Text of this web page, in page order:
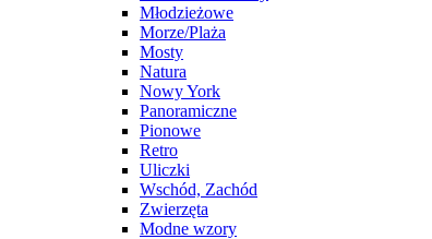
Młodzieżowe
Morze/Plaża
Mosty
Natura
Nowy York
Panoramiczne
Pionowe
Retro
Uliczki
Wschód, Zachód
Zwierzęta
Modne wzory